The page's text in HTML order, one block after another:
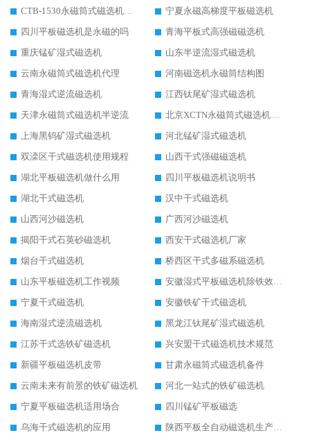
CTB-1530永磁筒式磁选机代理商
宁夏永磁高梯度平板磁选机
四川平板磁选机是永磁的吗
青海平板式高强磁磁选机
重庆锰矿湿式磁选机
山东半逆流湿式磁选机
云南永磁筒式磁选机代理
河南磁选机永磁筒结构图
青海湿式逆流磁选机
江西钛尾矿湿式磁选机
天津永磁筒式磁选机半逆流
北京XCTN永磁筒式磁选机磁块位置
上海黑钨矿湿式磁选机
河北锰矿湿式磁选机
双滦区干式磁选机使用规程
山西干式强磁磁选机
湖北平板磁选机做什么用
四川平板磁选机说明书
湖北干式磁选机
汉中干式磁选机
山西河沙磁选机
广西河沙磁选机
揭阳干式石英砂磁选机
西安干式磁选机厂家
烟台干式磁选机
桥西区干式多磁系磁选机
山东平板磁选机工作视频
安徽湿式平板磁选机除铁效果怎么样
宁夏干式磁选机
安徽铁矿干式磁选机
海南湿式逆流磁选机
黑龙江钛尾矿湿式磁选机
江苏干式选铁矿磁选机
兴安盟干式磁选机技术规范
新疆平板磁选机皮带
甘肃永磁筒式磁选机备件
云南未来有前景的铁矿磁选机
河北一站式的铁矿磁选机
宁夏平板磁选机适用场合
四川锰矿平板磁选
乌海干式磁选机的应用
陕西平板全自动磁选机生产厂家